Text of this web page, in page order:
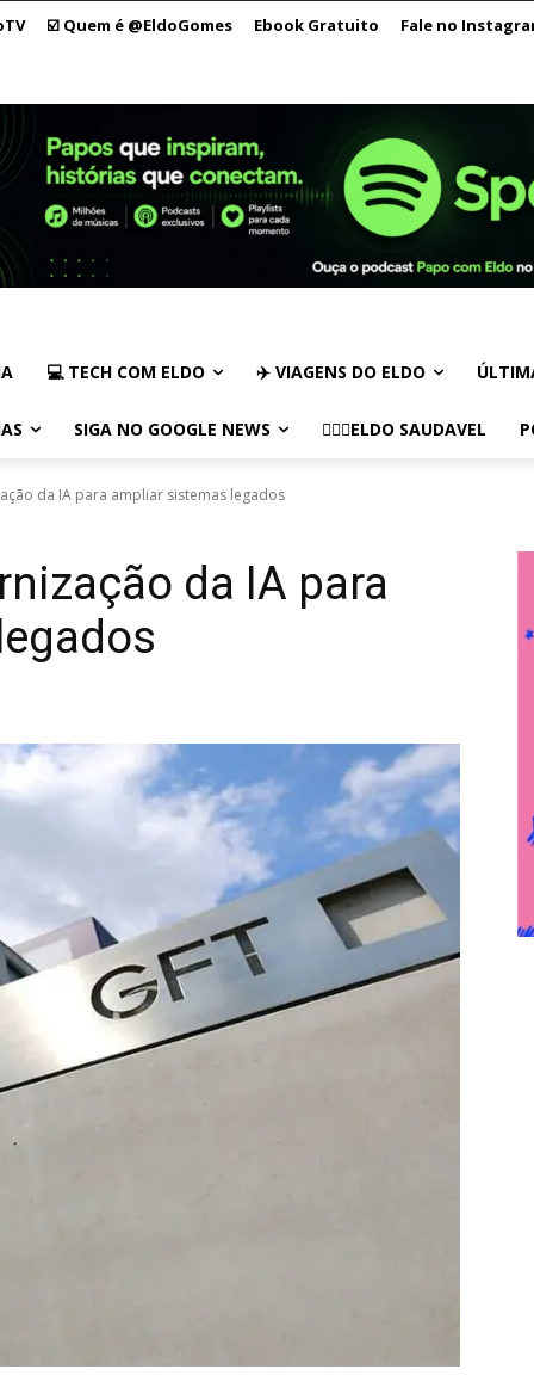
☑️ Quem é @EldoGomes Ebook Gratuito Fale no
💻 TECH COM ELDO ✈️ VIAGENS DO ELDO
SIGA NO GOOGLE NEWS 🏃🏻‍♂️ELDO SAUDAVEL
da IA para ampliar sistemas legados
da IA para